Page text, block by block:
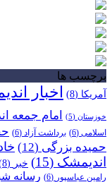
برچسب ها
آمریکا (8) اخبار
خوزستان (5) امام جمعه
اسلامی (6) برداشت آزاد (6)
حمیده بزرگی (12)
اندیمشک (15) خبر (8)
رامین عباسپور (6) رسانه